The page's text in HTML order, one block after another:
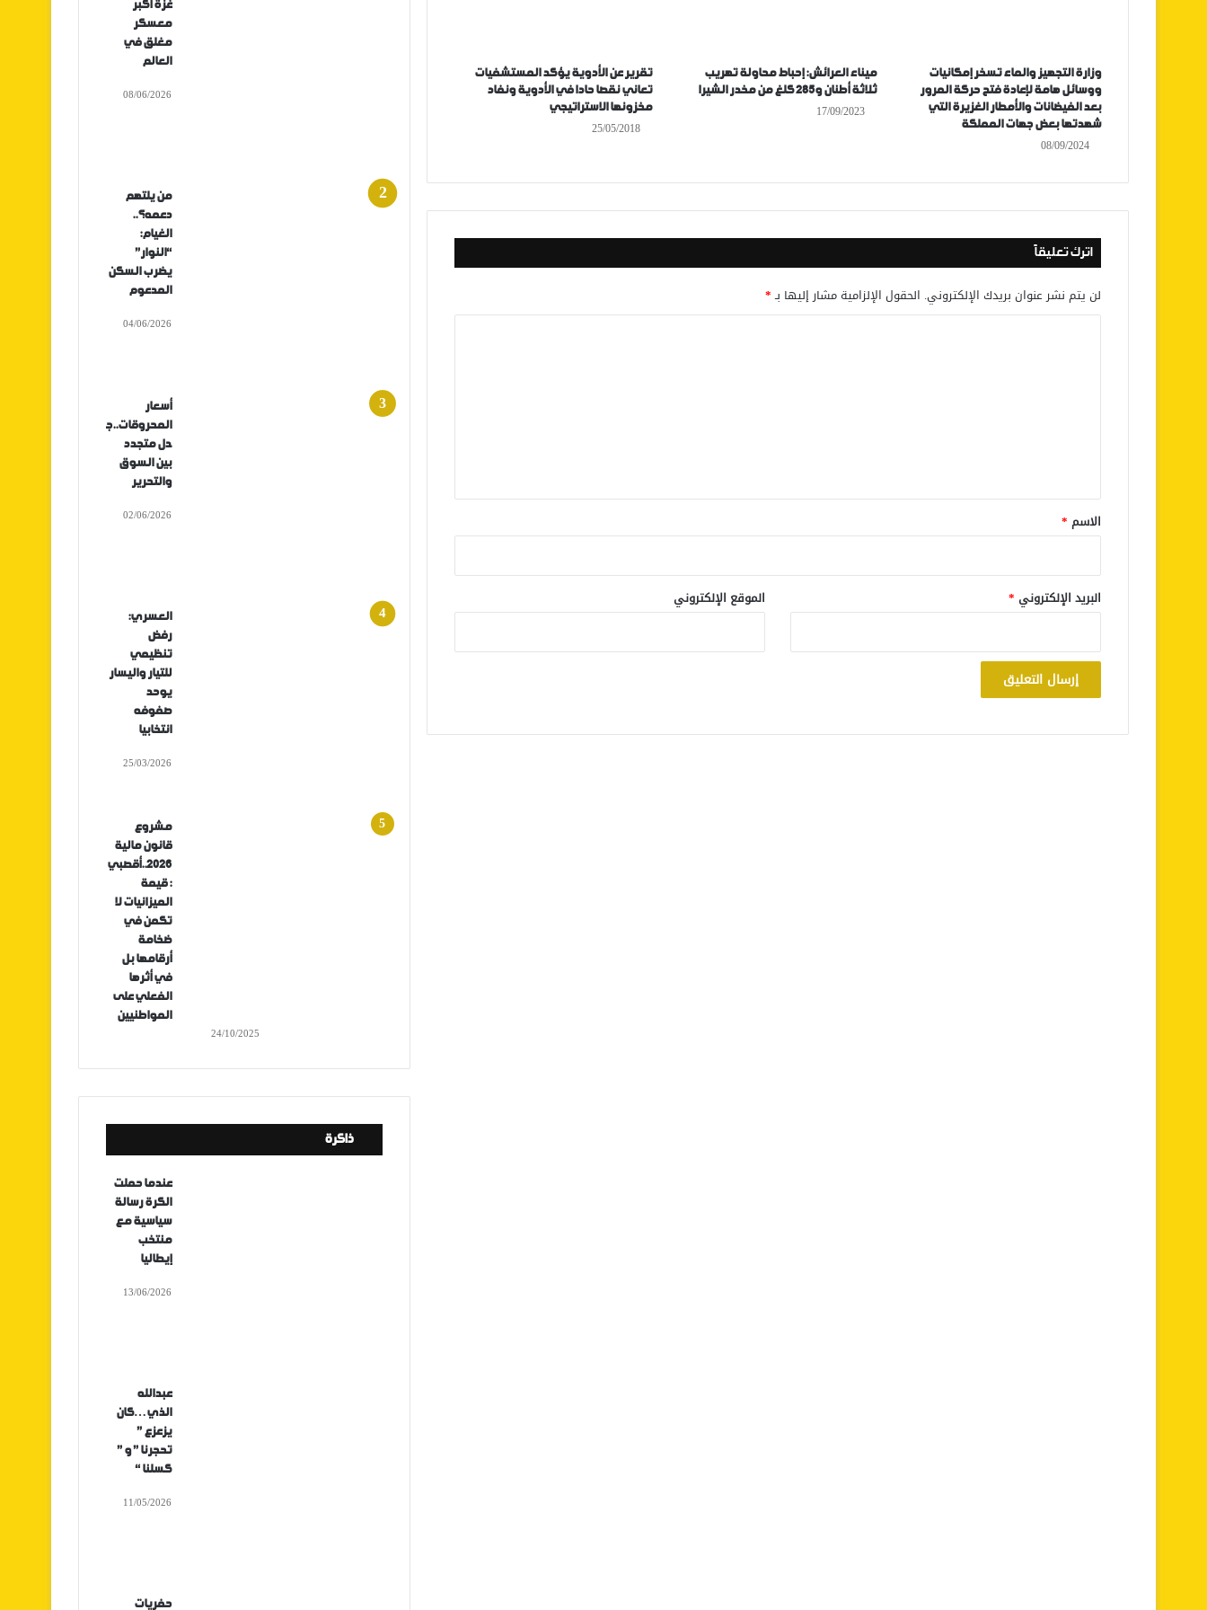
وزارة التجهيز والماء تسخر إمكانيات
ووسائل هامة لإعادة فتح حركة المرور
بعد الفيضانات والأمطار الغزيرة التي
شهدتها بعض جهات المملكة
08/09/2024
ميناء العرائش: إحباط محاولة تهريب
ثلاثة أطنان و285 كلغ من مخدر الشيرا
17/09/2023
تقرير عن الأدوية يؤكد المستشفيات
تعاني نقصا حادا في الأدوية ونفاد
مخزونها الاستراتيجي
25/05/2018
اترك تعليقاً
لن يتم نشر عنوان بريدك الإلكتروني. الحقول الإلزامية مشار إليها بـ*
*
الاسم *
البريد الإلكتروني * الموقع الإلكتروني
غزة أكبر
معسكر
مغلق في
العالم
08/06/2026
من يلتهم
دعمه؟..
الغيام:
“النوار”
يضرب السكن
المدعوم
04/06/2026
أسعار
المحروقات..ج
دل متجدد
بين السوق
والتحرير
02/06/2026
العسري:
رفض
تنظيمي
للتيار واليسار
يوحد
صفوفه
انتخابيا
25/03/2026
مشروع
قانون مالية
2026..أقصبي
: قيمة
الميزانيات لا
تكمن في
ضخامة
أرقامها بل
في أثرها
الفعلي على
المواطنيين
24/10/2025
ذاكرة
عندما حملت
الكرة رسالة
سياسية مع
منتخب
إيطاليا
13/06/2026
عبدالله
الذي…كان
يزعزع ”
تحجرنا ” و ”
كسلنا “
11/05/2026
حفريات